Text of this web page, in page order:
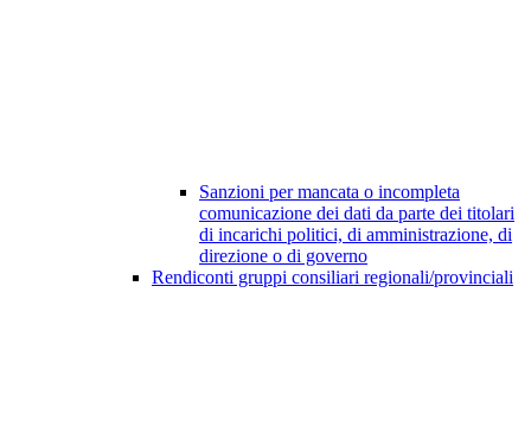
Sanzioni per mancata o incompleta
comunicazione dei dati da parte dei titolari
di incarichi politici, di amministrazione, di
direzione o di governo
Rendiconti gruppi consiliari regionali/provinciali